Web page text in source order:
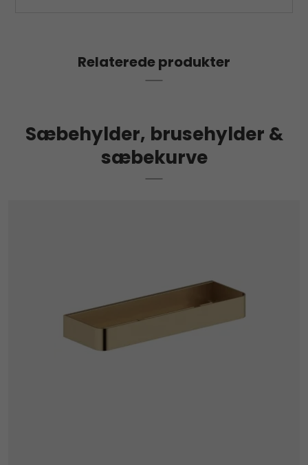
Relaterede produkter
Sæbehylder, brusehylder &
sæbekurve